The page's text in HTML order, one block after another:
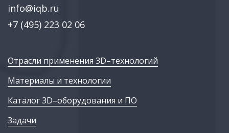
info@iqb.ru
+7 (495) 223 02 06
Отрасли применения 3D–технологий
Материалы и технологии
Каталог 3D–оборудования и ПО
Задачи